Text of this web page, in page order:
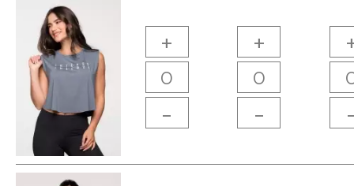
+
-
+
-